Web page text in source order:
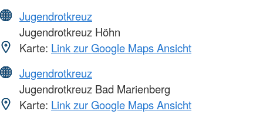
Jugendrotkreuz
Jugendrotkreuz Höhn
Karte: Link zur Google Maps Ansicht
Jugendrotkreuz
Jugendrotkreuz Bad Marienberg
Karte: Link zur Google Maps Ansicht